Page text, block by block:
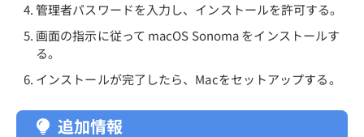
管理者パスワードを入力し、インストールを許可する。
画面の指示に従って macOS Sonoma をインストールす
る。
インストールが完了したら、Macをセットアップする。
追加情報